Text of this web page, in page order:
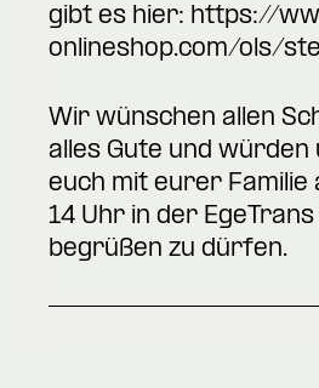
gibt es hier: https://
onlineshop.com/ols/
Wir wünschen allen
alles Gute und
euch mit eurer Familie
14 Uhr in der
begrüßen zu dürfen.